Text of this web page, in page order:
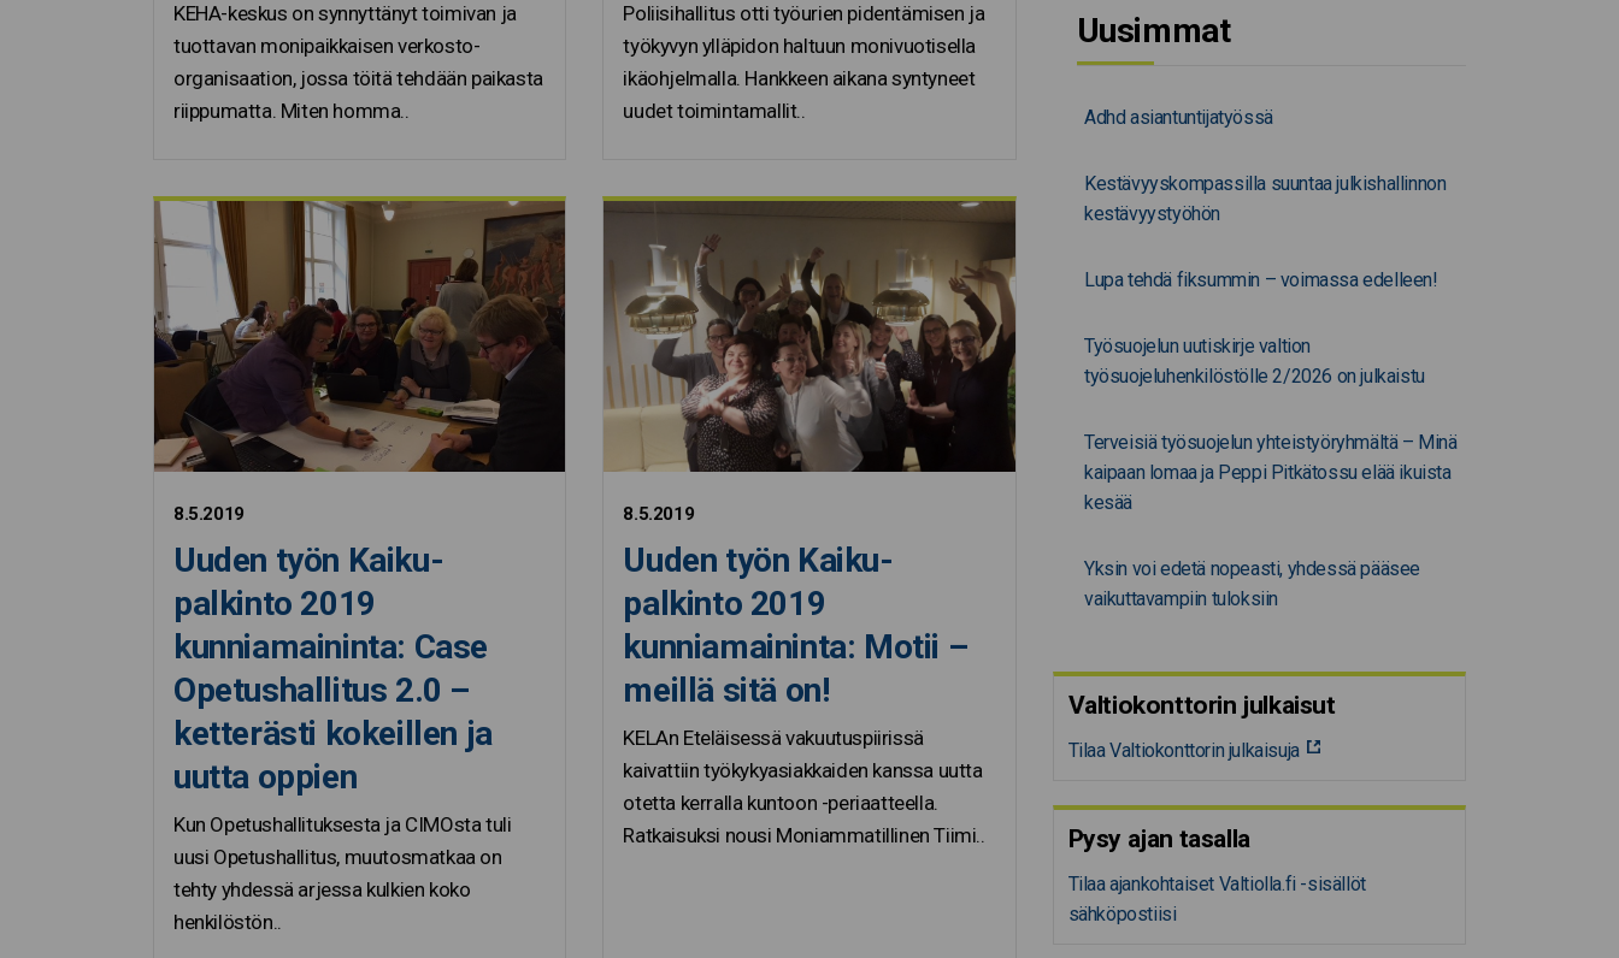
KEHA-keskus on synnyttänyt toimivan ja
tuottavan monipaikkaisen verkosto-
organisaation, jossa töitä tehdään paikasta
riippumatta. Miten homma..
Poliisihallitus otti työurien pidentämisen ja
työkyvyn ylläpidon haltuun monivuotisella
ikäohjelmalla. Hankkeen aikana syntyneet
uudet toimintamallit..
8.5.2019
Uuden työn Kaiku-
palkinto 2019
kunniamaininta: Case
Opetushallitus 2.0 –
ketterästi kokeillen ja
uutta oppien
Kun Opetushallituksesta ja CIMOsta tuli
uusi Opetushallitus, muutosmatkaa on
tehty yhdessä arjessa kulkien koko
henkilöstön..
8.5.2019
Uuden työn Kaiku-
palkinto 2019
kunniamaininta: Motii –
meillä sitä on!
KELAn Eteläisessä vakuutuspiirissä
kaivattiin työkykyasiakkaiden kanssa uutta
otetta kerralla kuntoon -periaatteella.
Ratkaisuksi nousi Moniammatillinen Tiimi..
Uusimmat
Adhd asiantuntijatyössä
Kestävyyskompassilla suuntaa julkishallinnon
kestävyystyöhön
Lupa tehdä fiksummin – voimassa edelleen!
Työsuojelun uutiskirje valtion
työsuojeluhenkilöstölle 2/2026 on julkaistu
Terveisiä työsuojelun yhteistyöryhmältä – Minä
kaipaan lomaa ja Peppi Pitkätossu elää ikuista
kesää
Yksin voi edetä nopeasti, yhdessä pääsee
vaikuttavampiin tuloksiin
Valtiokonttorin julkaisut
Tilaa Valtiokonttorin julkaisuja
Pysy ajan tasalla
Tilaa ajankohtaiset Valtiolla.fi -sisällöt
sähköpostiisi